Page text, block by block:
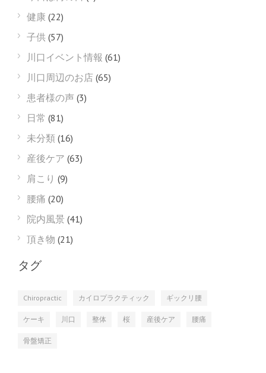
健康 (22)
子供 (57)
川口イベント情報 (61)
川口周辺のお店 (65)
患者様の声 (3)
日常 (81)
未分類 (16)
産後ケア (63)
肩こり (9)
腰痛 (20)
院内風景 (41)
頂き物 (21)
タグ
Chiropractic カイロプラクティック ギックリ腰
ケーキ 川口 整体 桜 産後ケア 腰痛
骨盤矯正